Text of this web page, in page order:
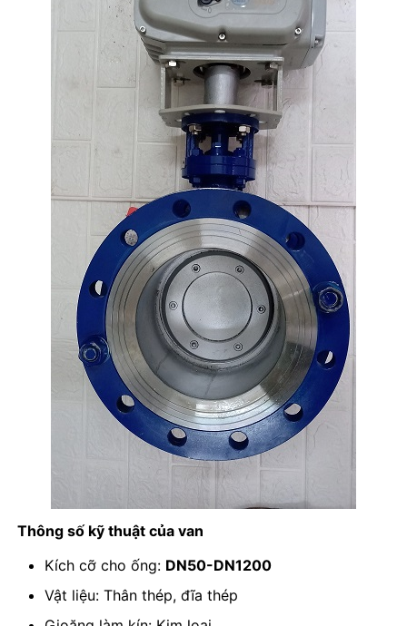
Thông số kỹ thuật của van
Kích cỡ cho ống: DN50-DN1200
Vật liệu: Thân thép, đĩa thép